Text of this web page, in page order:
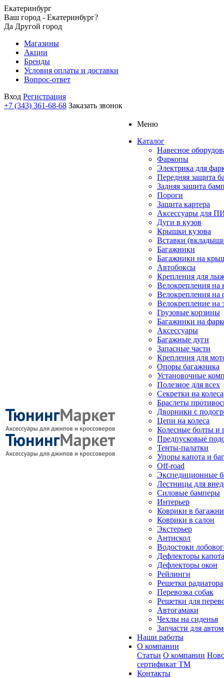
Екатеринбург
Ваш город - Екатеринбург?
Да Другой город
Магазины
Акции
Бренды
Условия оплаты и доставки
Вопрос-ответ
Вход Регистрация
+7 (343) 361-68-68 Заказать звонок
Меню
Каталог
Навесное
Фаркопы
Электрика для
Передняя защита
Задняя защита
Пороги
Защита картера
Аксессуары для
Дуги в кузов
Крышки кузова
Вставки
Багажники
Багажники на
Автобоксы
Крепления для
Велокрепления
Велокрепления на
Велокрепление на
Грузовые корзины
Багажники на
Аксессуары
Багажные дуги
Запасные части
Крепления для
Опоры багажника
Установочные
Полезное для всех
Секретки на колеса
Браслеты
Дворники с
Цепи на колеса
Колесные болты и
Предпусковые
Тенты-палатки
Упоры капота и
Off-road
Экспедиционные
Лестницы для
Силовые бамперы
Интерьер
Коврики в
Коврики в салон
Экстерьер
Антискол
Водостоки
Дефлекторы капота
Дефлекторы окон
Рейлинги
Решетки радиатора
Перевозка собак
Решетки для
Автогамаки
Чехлы на сиденья
Запчасти для
Наши работы
О компании
Статьи О компании
сертификат ТМ
Контакты